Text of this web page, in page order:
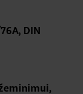
DIN